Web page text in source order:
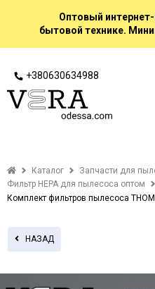
Оптовый
бытовой технике.
+380630634988
Каталог
Запчасти для
Фильтр HEPA для пылесоса оптом
Комплект фильтров пылесоса
НАЗАД